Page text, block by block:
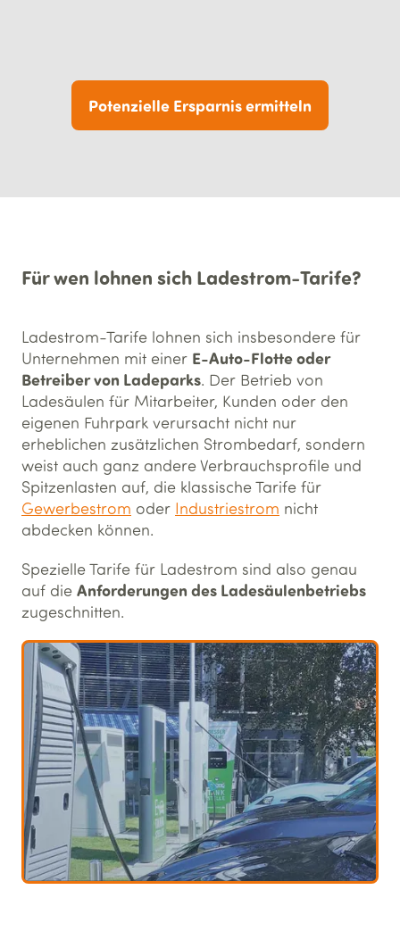
Potenzielle Ersparnis ermitteln
Für wen lohnen sich Ladestrom-Tarife?
Ladestrom-Tarife lohnen sich insbesondere für
Unternehmen mit einer E-Auto-Flotte oder
Betreiber von Ladeparks. Der Betrieb von
Ladesäulen für Mitarbeiter, Kunden oder den
eigenen Fuhrpark verursacht nicht nur
erheblichen zusätzlichen Strombedarf, sondern
weist auch ganz andere Verbrauchsprofile und
Spitzenlasten auf, die klassische Tarife für
Gewerbestrom oder Industriestrom nicht
abdecken können.
Spezielle Tarife für Ladestrom sind also genau
auf die Anforderungen des Ladesäulenbetriebs
zugeschnitten.